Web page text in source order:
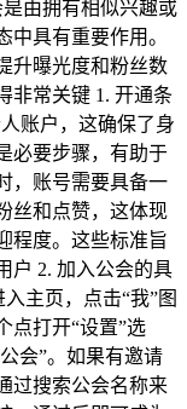
由拥有相似兴趣或
中具有重要作用。
升曝光度和粉丝数
非常关键 1. 开通条
账户，这确保了身
必要步骤，有助于
，账号需要具备一
丝和点赞，这体现
程度。这些标准旨
户 2. 加入公会的具
主页，点击“我”图
点打开“设置”选
会”。如果有邀请
过搜索公会名称来